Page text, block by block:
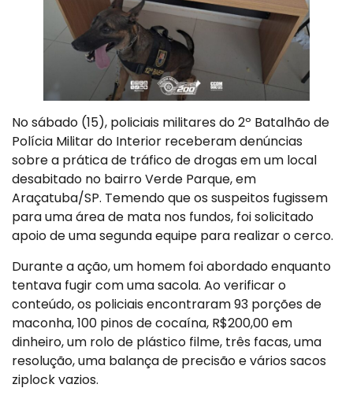
No sábado (15), policiais militares do 2º Batalhão de
Polícia Militar do Interior receberam denúncias
sobre a prática de tráfico de drogas em um local
desabitado no bairro Verde Parque, em
Araçatuba/SP. Temendo que os suspeitos fugissem
para uma área de mata nos fundos, foi solicitado
apoio de uma segunda equipe para realizar o cerco.
Durante a ação, um homem foi abordado enquanto
tentava fugir com uma sacola. Ao verificar o
conteúdo, os policiais encontraram 93 porções de
maconha, 100 pinos de cocaína, R$200,00 em
dinheiro, um rolo de plástico filme, três facas, uma
resolução, uma balança de precisão e vários sacos
ziplock vazios.